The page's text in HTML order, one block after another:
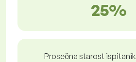
25%
Prosečna starost